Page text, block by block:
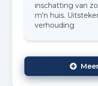
inschatting van
m'n huis.
verhouding